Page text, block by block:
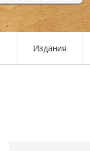
Издания